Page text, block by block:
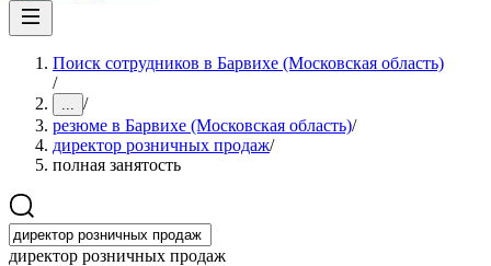
Поиск сотрудников в Барвихе (Московская область)
/
... /
резюме в Барвихе (Московская область)/
директор розничных продаж/
полная занятость
директор розничных продаж